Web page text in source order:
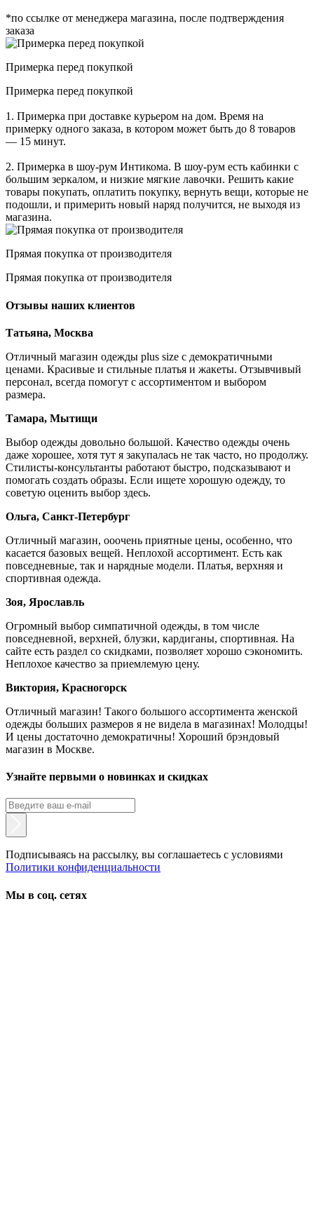
*по ссылке от менеджера магазина, после подтверждения
заказа
Примерка перед покупкой
Примерка перед покупкой
1. Примерка при доставке курьером на дом. Время на
примерку одного заказа, в котором может быть до 8 товаров
— 15 минут.
2. Примерка в шоу-рум Интикома. В шоу-рум есть кабинки с
большим зеркалом, и низкие мягкие лавочки. Решить какие
товары покупать, оплатить покупку, вернуть вещи, которые не
подошли, и примерить новый наряд получится, не выходя из
магазина.
Прямая покупка от производителя
Прямая покупка от производителя
Отзывы наших клиентов
Татьяна, Москва
Отличный магазин одежды plus size с демократичными
ценами. Красивые и стильные платья и жакеты. Отзывчивый
персонал, всегда помогут с ассортиментом и выбором
размера.
Тамара, Мытищи
Выбор одежды довольно большой. Качество одежды очень
даже хорошее, хотя тут я закупалась не так часто, но продолжу.
Стилисты-консультанты работают быстро, подсказывают и
помогать создать образы. Если ищете хорошую одежду, то
советую оценить выбор здесь.
Ольга, Санкт-Петербург
Отличный магазин, ооочень приятные цены, особенно, что
касается базовых вещей. Неплохой ассортимент. Есть как
повседневные, так и нарядные модели. Платья, верхняя и
спортивная одежда.
Зоя, Ярославль
Огромный выбор симпатичной одежды, в том числе
повседневной, верхней, блузки, кардиганы, спортивная. На
сайте есть раздел со скидками, позволяет хорошо сэкономить.
Неплохое качество за приемлемую цену.
Виктория, Красногорск
Отличный магазин! Такого большого ассортимента женской
одежды больших размеров я не видела в магазинах! Молодцы!
И цены достаточно демократичны! Хороший брэндовый
магазин в Москве.
Узнайте первыми о новинках и скидках
Подписываясь на рассылку, вы соглашаетесь с условиями
Политики конфиденциальности
Мы в соц. сетях